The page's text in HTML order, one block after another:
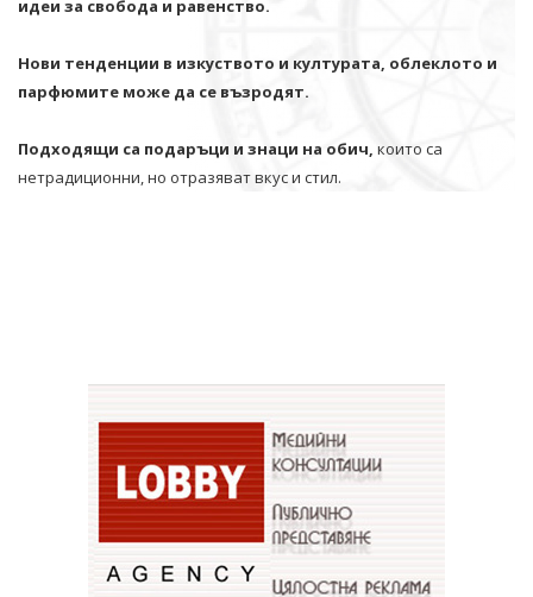
идеи за свобода и равенство.
Нови тенденции в изкуството и културата, облеклото и
парфюмите може да се възродят.
Подходящи са подаръци и знаци на обич, които са
нетрадиционни, но отразяват вкус и стил.